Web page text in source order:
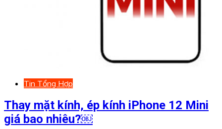
Tin Tổng Hợp
Thay mặt kính, ép kính iPhone 12 Mini
giá bao nhiêu?￼